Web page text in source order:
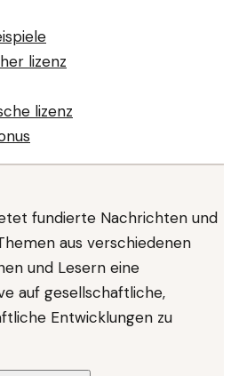
lizenz
lizenz
fundierte Nachrichten und
aus verschiedenen
und Lesern eine
auf gesellschaftliche,
Entwicklungen zu